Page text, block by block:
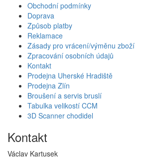
Obchodní podmínky
Doprava
Způsob platby
Reklamace
Zásady pro vrácení/výměnu zboží
Zpracování osobních údajů
Kontakt
Prodejna Uherské Hradiště
Prodejna Zlín
Broušení a servis bruslí
Tabulka velikostí CCM
3D Scanner chodidel
Kontakt
Václav Kartusek